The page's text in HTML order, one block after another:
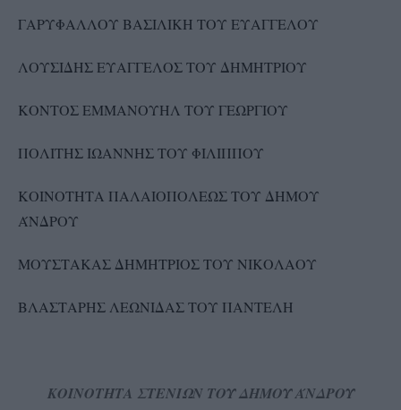
ΓΑΡΥΦΑΛΛΟΥ ΒΑΣΙΛΙΚΗ ΤΟΥ ΕΥΑΓΓΕΛΟΥ
ΛΟΥΣΙΔΗΣ ΕΥΑΓΓΕΛΟΣ ΤΟΥ ΔΗΜΗΤΡΙΟΥ
ΚΟΝΤΟΣ ΕΜΜΑΝΟΥΗΛ ΤΟΥ ΓΕΩΡΓΙΟΥ
ΠΟΛΙΤΗΣ ΙΩΑΝΝΗΣ ΤΟΥ ΦΙΛΙΠΠΟΥ
ΚΟΙΝΟΤΗΤΑ ΠΑΛΑΙΟΠΟΛΕΩΣ ΤΟΥ ΔΗΜΟΥ
ΆΝΔΡΟΥ
ΜΟΥΣΤΑΚΑΣ ΔΗΜΗΤΡΙΟΣ ΤΟΥ ΝΙΚΟΛΑΟΥ
ΒΛΑΣΤΑΡΗΣ ΛΕΩΝΙΔΑΣ ΤΟΥ ΠΑΝΤΕΛΗ
ΚΟΙΝΟΤΗΤΑ ΣΤΕΝΙΩΝ ΤΟΥ ΔΗΜΟΥ ΆΝΔΡΟΥ